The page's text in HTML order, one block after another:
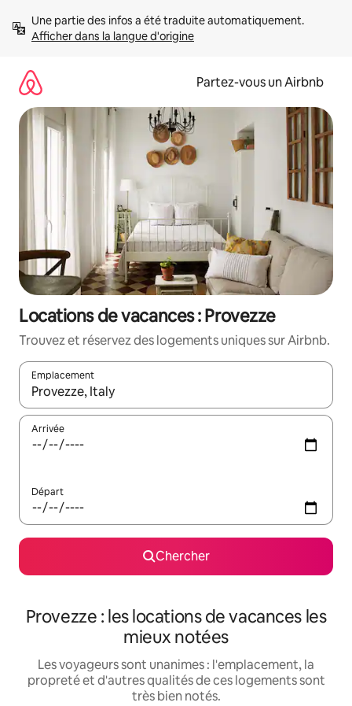
directement
Afficher dans la langue d'origine
Partez-vous un Airbnb
Locations de vacances : Provezze
Trouvez et réservez des logements uniques sur Airbnb.
Emplacement
Quand les résultats sont affichés, parcourez-les en utilisant
Arrivée
Départ
Chercher
Provezze : les locations de vacances les
mieux notées
Les voyageurs sont unanimes : l'emplacement, la
propreté et d'autres qualités de ces logements sont
très bien notés.